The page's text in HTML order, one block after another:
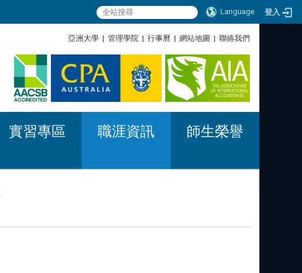
Language 登入
:::
亞洲大學 | 管理學院 | 行事曆 | 網站地圖 | 聯絡我們
實習專區 職涯資訊 師生榮譽